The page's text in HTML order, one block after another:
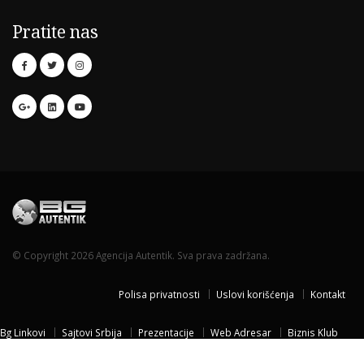
Pratite nas
© Copyright 2026 Agencija Autentik. Sva prava zadržana.
Polisa privatnosti Uslovi korišćenja Kontakt
Bg Linkovi Sajtovi Srbija Prezentacije Web Adresar
Biznis Klub